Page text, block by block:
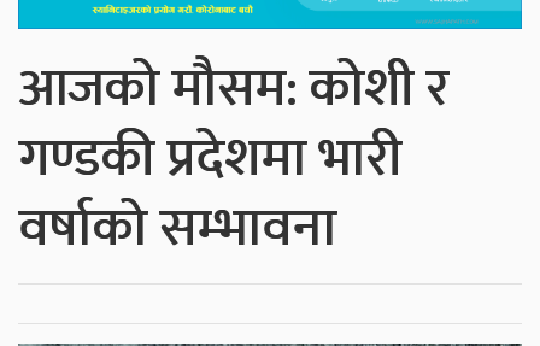
आजको मौसम: कोशी र
गण्डकी प्रदेशमा भारी
वर्षाको सम्भावना